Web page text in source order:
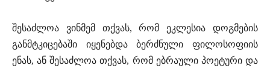
შესაძლოა ვინმემ თქვას, რომ ეკლესია დოგმების
განმტკიცებაში იყენებდა ბერძნული ფილოსოფიის
ენას, ან შესაძლოა თქვას, რომ ებრაული პოეტური და